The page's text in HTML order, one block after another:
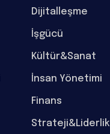
Dijitalleşme
İşgücü
Kültür&Sanat
İnsan Yönetimi
Finans
Strateji&Liderlik